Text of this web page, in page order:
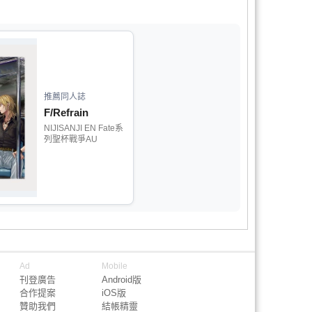
推薦同人誌
F/Refrain
NIJISANJI EN Fate系
列聖杯戰爭AU
Ad
刊登廣告
合作提案
贊助我們
Mobile
Android版
iOS版
結帳精靈